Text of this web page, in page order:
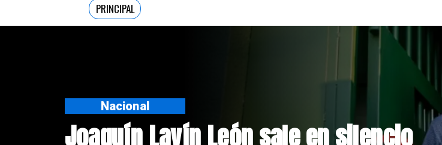
PRINCIPAL
Chile y Venezuela formalizan reinicio
Nacional